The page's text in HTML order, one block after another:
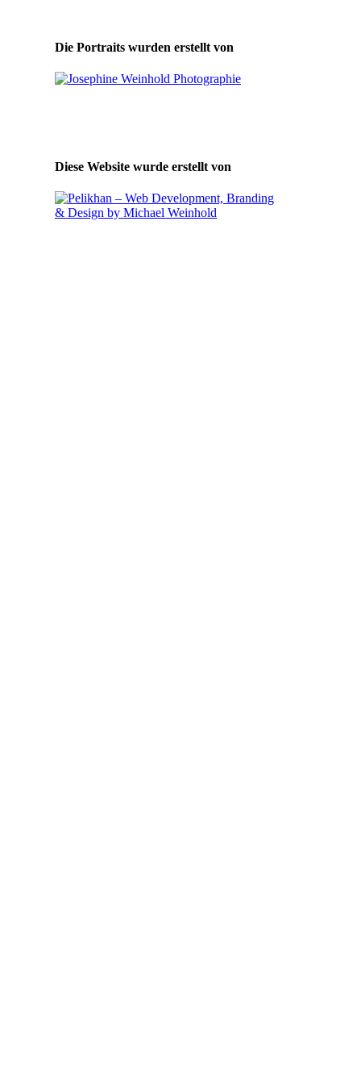
Die Portraits wurden erstellt von
Diese Website wurde erstellt von